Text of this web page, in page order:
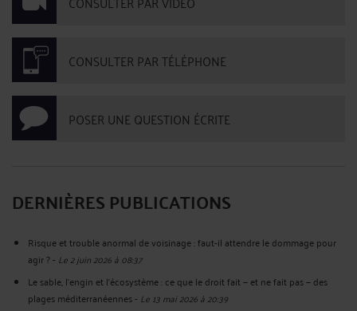
CONSULTER PAR TÉLÉPHONE
POSER UNE QUESTION ÉCRITE
DERNIÈRES PUBLICATIONS
Risque et trouble anormal de voisinage : faut-il attendre le dommage pour
agir ?- Le 2 juin 2026 à 08:37
Le sable, l'engin et l'écosystème : ce que le droit fait — et ne fait pas — des
plages méditerranéennes- Le 13 mai 2026 à 20:39